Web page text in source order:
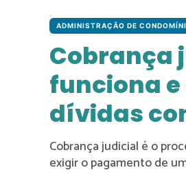
ADMINISTRAÇÃO DE
Cobrança
funciona
dívidas
Cobrança judicial é o
exigir o pagamento de